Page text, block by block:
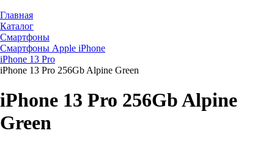
Главная
Каталог
Смартфоны
Смартфоны Apple iPhone
iPhone 13 Pro
iPhone 13 Pro 256Gb Alpine Green
iPhone 13 Pro 256Gb Alpine
Green